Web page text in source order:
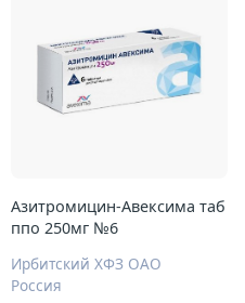
Азитромицин-Авексима таб
ппо 250мг №6
Ирбитский ХФЗ ОАО
Россия